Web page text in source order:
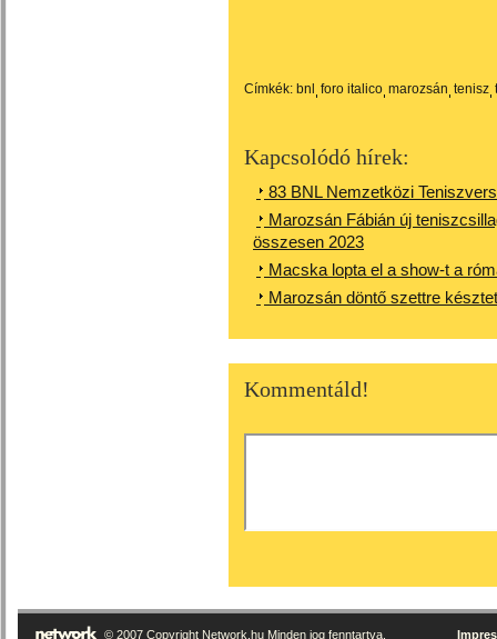
Címkék: bnl foro italico marozsán tenisz
Kapcsolódó hírek:
83 BNL Nemzetközi
Marozsán Fábián új
összesen 2023
Macska lopta el a show-t a
Marozsán döntő szettre
Kommentáld!
© 2007 Copyright Network.hu Minden jog fenntartva.